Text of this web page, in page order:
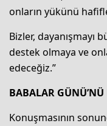
onların yükünü
Bizler,
destek olmaya ve
edeceğiz.”
BABALAR
Konuşmasının